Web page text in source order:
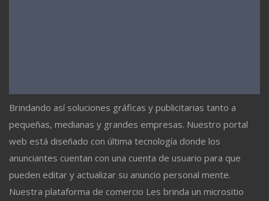
Brindando así soluciones gráficas y publicitarias tanto a
pequeñas, medianas y grandes empresas. Nuestro portal
web está diseñado con última tecnología donde los
anunciantes cuentan con una cuenta de usuario para que
pueden editar y actualizar su anuncio personal mente.
Nuestra plataforma de comercio Les brinda un micrositio